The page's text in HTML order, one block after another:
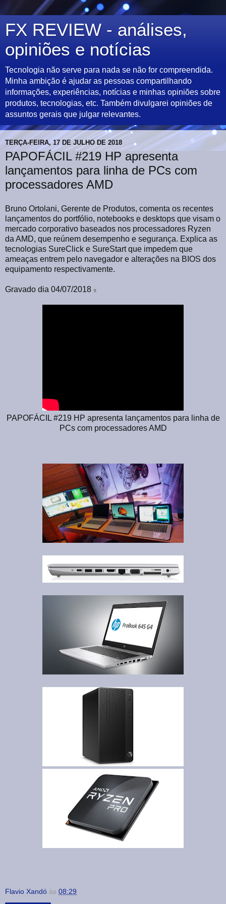
FX REVIEW - análises,
opiniões e notícias
Tecnologia não serve para nada se não for compreendida.
Minha ambição é ajudar as pessoas compartilhando
informações, experiências, notícias e minhas opiniões sobre
produtos, tecnologias, etc. Também divulgarei opiniões de
assuntos gerais que julgar relevantes.
TERÇA-FEIRA, 17 DE JULHO DE 2018
PAPOFÁCIL #219 HP apresenta
lançamentos para linha de PCs com
processadores AMD
Bruno Ortolani, Gerente de Produtos, comenta os recentes
lançamentos do portfólio, notebooks e desktops que visam o
mercado corporativo baseados nos processadores Ryzen
da AMD, que reúnem desempenho e segurança. Explica as
tecnologias SureClick e SureStart que impedem que
ameaças entrem pelo navegador e alterações na BIOS dos
equipamento respectivamente.
Gravado dia 04/07/2018
PAPOFÁCIL #219 HP apresenta lançamentos para linha de
PCs com processadores AMD
Flavio Xandó às 08:29